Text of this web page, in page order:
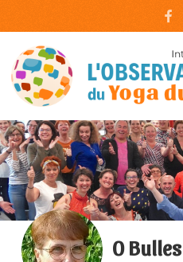
O